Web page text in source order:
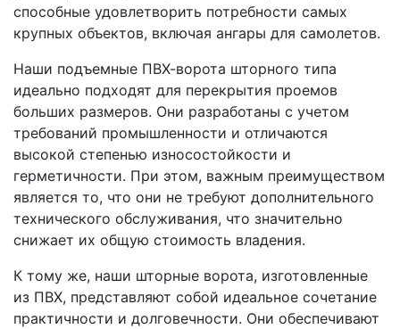
способные удовлетворить потребности самых
крупных объектов, включая ангары для самолетов.
Наши подъемные ПВХ-ворота шторного типа
идеально подходят для перекрытия проемов
больших размеров. Они разработаны с учетом
требований промышленности и отличаются
высокой степенью износостойкости и
герметичности. При этом, важным преимуществом
является то, что они не требуют дополнительного
технического обслуживания, что значительно
снижает их общую стоимость владения.
К тому же, наши шторные ворота, изготовленные
из ПВХ, представляют собой идеальное сочетание
практичности и долговечности. Они обеспечивают